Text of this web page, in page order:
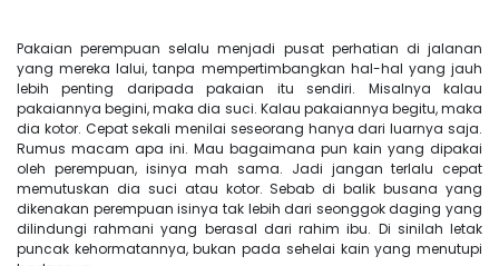
Pakaian perempuan selalu menjadi pusat perhatian di jalanan
yang mereka lalui, tanpa mempertimbangkan hal-hal yang jauh
lebih penting daripada pakaian itu sendiri. Misalnya kalau
pakaiannya begini, maka dia suci. Kalau pakaiannya begitu, maka
dia kotor. Cepat sekali menilai seseorang hanya dari luarnya saja.
Rumus macam apa ini. Mau bagaimana pun kain yang dipakai
oleh perempuan, isinya mah sama. Jadi jangan terlalu cepat
memutuskan dia suci atau kotor. Sebab di balik busana yang
dikenakan perempuan isinya tak lebih dari seonggok daging yang
dilindungi rahmani yang berasal dari rahim ibu. Di sinilah letak
puncak kehormatannya, bukan pada sehelai kain yang menutupi